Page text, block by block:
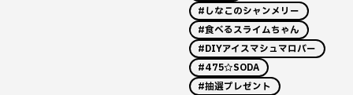
#しなこのシャンメリー
#食べるスライムちゃん
#DIYアイスマシュマロバー
#475☆SODA
#抽選プレゼント